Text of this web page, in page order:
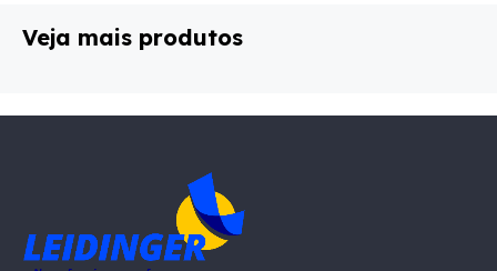
Veja mais produtos